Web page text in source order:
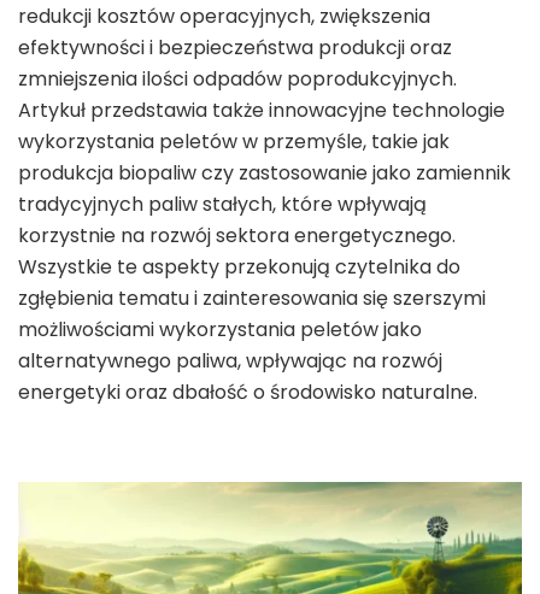
redukcji kosztów operacyjnych, zwiększenia
efektywności i bezpieczeństwa produkcji oraz
zmniejszenia ilości odpadów poprodukcyjnych.
Artykuł przedstawia także innowacyjne technologie
wykorzystania peletów w przemyśle, takie jak
produkcja biopaliw czy zastosowanie jako zamiennik
tradycyjnych paliw stałych, które wpływają
korzystnie na rozwój sektora energetycznego.
Wszystkie te aspekty przekonują czytelnika do
zgłębienia tematu i zainteresowania się szerszymi
możliwościami wykorzystania peletów jako
alternatywnego paliwa, wpływając na rozwój
energetyki oraz dbałość o środowisko naturalne.